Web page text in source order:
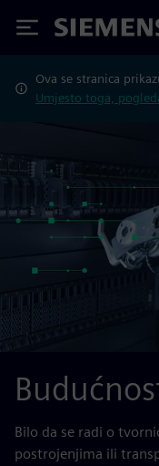
Siemens
Ova se stranica
Umjesto toga,
Bilo da se radi o
postrojenjima ili